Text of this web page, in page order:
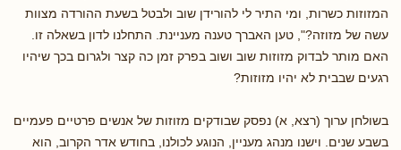
המזוזות כשרות, ומי התיר לי להורידן שוב ולבטל בשעת ההורדה מצוות
עשה של מזוזה?", טען האברך טענה מעניינת. התחלנו לדון בשאלה זו.
האם מותר לבדוק מזוזות שוב ושוב בפרק זמן כה קצר ולגרום בכך שיהיו
רגעים שבבית לא יהיו מזוזות?
בשולחן ערוך (רצא, א) נפסק שבודקים מזוזות של אנשים פרטיים פעמיים
בשבע שנים. וישנו מנהג מעניין, הנוגע לכולנו, בחודש אדר הקרוב, הוא